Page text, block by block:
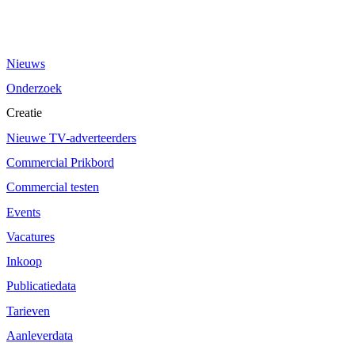
Nieuws
Onderzoek
Creatie
Nieuwe TV-adverteerders
Commercial Prikbord
Commercial testen
Events
Vacatures
Inkoop
Publicatiedata
Tarieven
Aanleverdata